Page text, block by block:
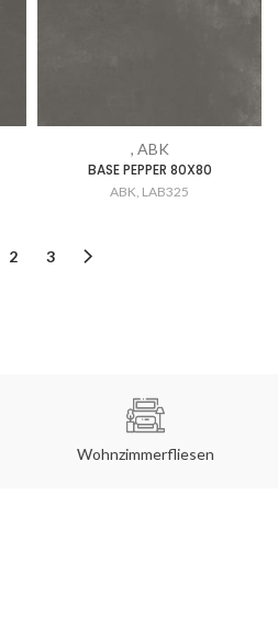
, ABK
BASE PEPPER 80X80
ABK, LAB325
2 3
Wohnzimmerfliesen